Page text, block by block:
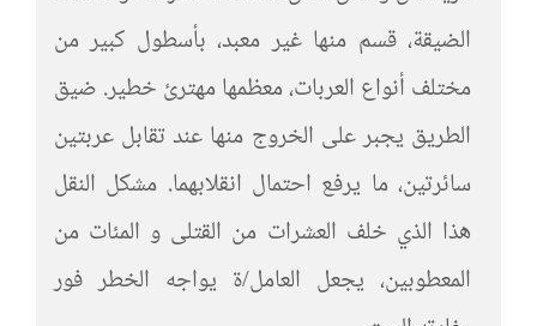
الضيقة، قسم منها غير معبد، بأسطول كبير من
مختلف أنواع العربات، معظمها مهترئ خطير. ضيق
الطريق يجبر على الخروج منها عند تقابل عربتين
سائرتين، ما يرفع احتمال انقلابهما. مشكل النقل
هذا الذي خلف العشرات من القتلى و المئات من
المعطوبين، يجعل العامل/ة يواجه الخطر فور